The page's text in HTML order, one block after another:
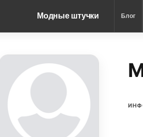
Модные штучки Блог